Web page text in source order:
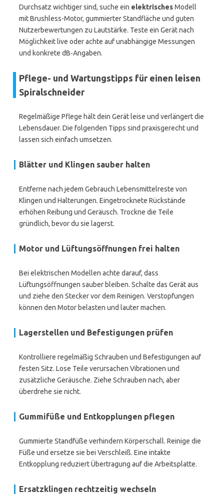
Durchsatz wichtiger sind, suche ein elektrischesModell
mit Brushless-Motor, gummierter Standfläche und guten
Nutzerbewertungen zu Lautstärke. Teste ein Gerät nach
Möglichkeit live oder achte auf unabhängige Messungen
und konkrete dB-Angaben.
Pflege- und Wartungstipps für einen leisen
Spiralschneider
Regelmäßige Pflege hält dein Gerät leise und verlängert die
Lebensdauer. Die folgenden Tipps sind praxisgerecht und
lassen sich einfach umsetzen.
Blätter und Klingen sauber halten
Entferne nach jedem Gebrauch Lebensmittelreste von
Klingen und Halterungen. Eingetrocknete Rückstände
erhöhen Reibung und Geräusch. Trockne die Teile
gründlich, bevor du sie lagerst.
Motor und Lüftungsöffnungen frei halten
Bei elektrischen Modellen achte darauf, dass
Lüftungsöffnungen sauber bleiben. Schalte das Gerät aus
und ziehe den Stecker vor dem Reinigen. Verstopfungen
können den Motor belasten und lauter machen.
Lagerstellen und Befestigungen prüfen
Kontrolliere regelmäßig Schrauben und Befestigungen auf
festen Sitz. Lose Teile verursachen Vibrationen und
zusätzliche Geräusche. Ziehe Schrauben nach, aber
überdrehe sie nicht.
Gummifüße und Entkopplungen pflegen
Gummierte Standfüße verhindern Körperschall. Reinige die
Füße und ersetze sie bei Verschleiß. Eine intakte
Entkopplung reduziert Übertragung auf die Arbeitsplatte.
Ersatzklingen rechtzeitig wechseln